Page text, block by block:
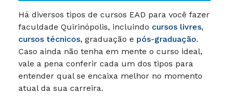
Há diversos tipos de cursos EAD para você fazer
faculdade Quirinópolis, incluindo cursos livres,
cursos técnicos, graduação e pós-graduação.
Caso ainda não tenha em mente o curso ideal,
vale a pena conferir cada um dos tipos para
entender qual se encaixa melhor no momento
atual da sua carreira.